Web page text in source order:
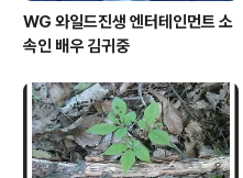
WG 와일드진생 엔터테인먼트 소
속인 배우 김귀중